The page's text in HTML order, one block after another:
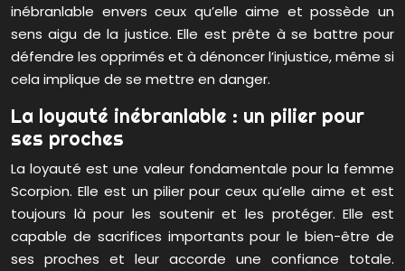
inébranlable envers ceux qu’elle aime et possède un
sens aigu de la justice. Elle est prête à se battre pour
défendre les opprimés et à dénoncer l’injustice, même si
cela implique de se mettre en danger.
La loyauté inébranlable : un pilier pour
ses proches
La loyauté est une valeur fondamentale pour la femme
Scorpion. Elle est un pilier pour ceux qu’elle aime et est
toujours là pour les soutenir et les protéger. Elle est
capable de sacrifices importants pour le bien-être de
ses proches et leur accorde une confiance totale.